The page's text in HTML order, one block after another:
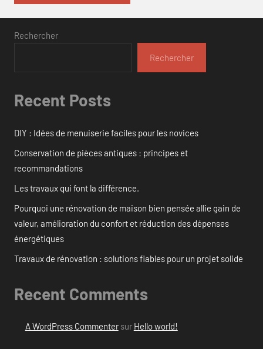
Rechercher
Rechercher
Recent Posts
DIY : Idées de menuiserie faciles pour les novices
Conservation de pièces antiques : principes et
recommandations
Les travaux qui font la différence.
Pourquoi une rénovation de maison bien pensée allie gain de
valeur, amélioration du confort et réduction des dépenses
énergétiques
Travaux de rénovation : solutions fiables pour un projet solide
Recent Comments
A WordPress Commentersur Hello world!